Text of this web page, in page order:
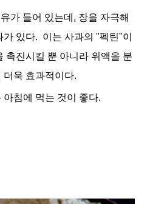
가 들어 있는데, 장을 자극해
있다. 이는 사과의 "펙틴"이
촉진시킬 뿐 아니라 위액을 분
더욱 효과적이다.
침에 먹는 것이 좋다.